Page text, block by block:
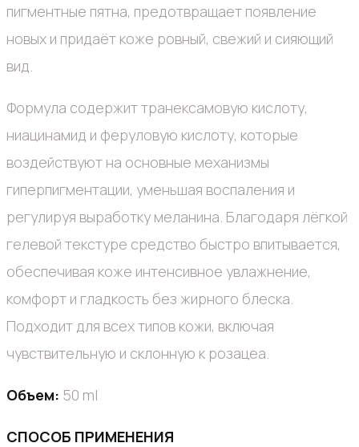
пигментные пятна, предотвращает появление
новых и придаёт коже ровный, свежий и сияющий
вид.
Формула содержит транексамовую кислоту,
ниацинамид и феруловую кислоту, которые
воздействуют на основные механизмы
гиперпигментации, уменьшая воспаления и
регулируя выработку меланина. Благодаря лёгкой
гелевой текстуре средство быстро впитывается,
обеспечивая коже интенсивное увлажнение,
комфорт и гладкость без жирного блеска.
Подходит для всех типов кожи, включая
чувствительную и склонную к розацеа.
Объем: 50 ml
СПОСОБ ПРИМЕНЕНИЯ